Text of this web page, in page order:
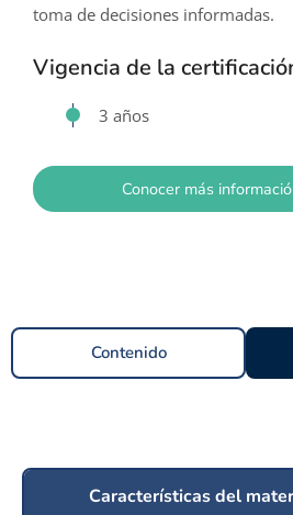
toma de decisiones informadas.
Vigencia de la
3 años
Conocer más
Contenido
Características del